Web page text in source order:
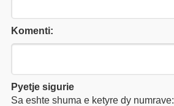
Komenti:
Pyetje sigurie
Sa eshte shuma e ketyre dy numrave: